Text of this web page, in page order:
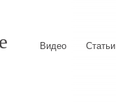
Видео Статьи